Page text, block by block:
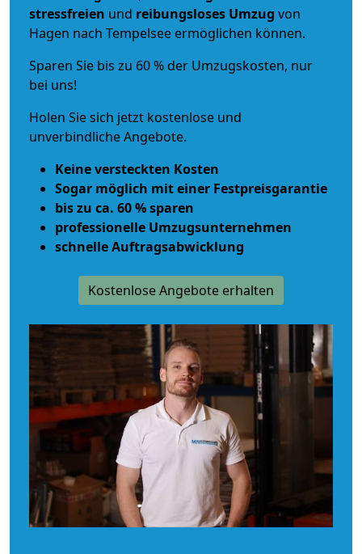
stressfreien und reibungsloses Umzug von
Hagen nach Tempelsee ermöglichen können.
Sparen Sie bis zu 60 % der Umzugskosten, nur
bei uns!
Holen Sie sich jetzt kostenlose und
unverbindliche Angebote.
Keine versteckten Kosten
Sogar möglich mit einer Festpreisgarantie
bis zu ca. 60 % sparen
professionelle Umzugsunternehmen
schnelle Auftragsabwicklung
Kostenlose Angebote erhalten